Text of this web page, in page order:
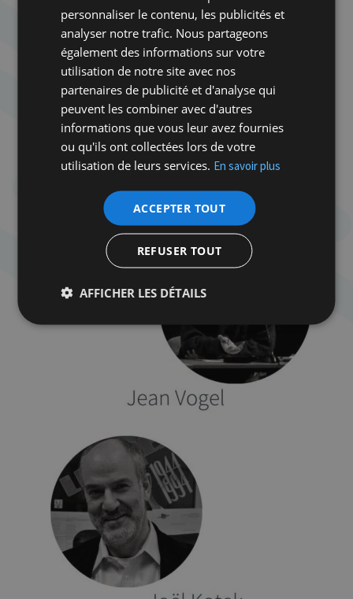
personnaliser le contenu, les publicités et
analyser notre trafic. Nous partageons
également des informations sur votre
utilisation de notre site avec nos
partenaires de publicité et d'analyse qui
peuvent les combiner avec d'autres
informations que vous leur avez fournies
ou qu'ils ont collectées lors de votre
utilisation de leurs services. En savoir plus
ACCEPTER TOUT
REFUSER TOUT
AFFICHER LES DÉTAILS